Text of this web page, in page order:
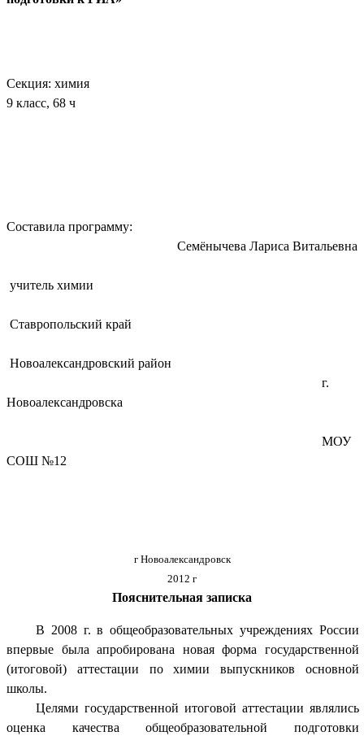
Секция: химия
9 класс, 68 ч
Составила программу:
Семёнычева Лариса Витальевна
учитель химии
Ставропольский край
Новоалександровский район
г.
Новоалександровска
МОУ
СОШ №12
г Новоалександровск
2012 г
Пояснительная записка
В 2008 г. в общеобразовательных учреждениях России
впервые была апробирована новая форма государственной
(итоговой) аттестации по химии выпускников основной
школы.
Целями государственной итоговой аттестации являлись
оценка качества общеобразовательной подготовки